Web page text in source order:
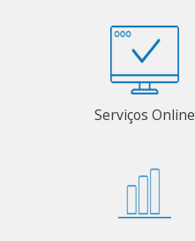
Serviços Online